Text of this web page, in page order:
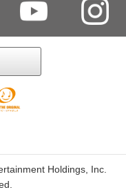
Holdings, Inc.